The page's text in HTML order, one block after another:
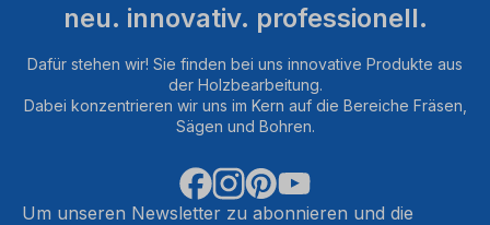
neu. innovativ. professionell.
Dafür stehen wir! Sie finden bei uns innovative Produkte aus
der Holzbearbeitung.
Dabei konzentrieren wir uns im Kern auf die Bereiche Fräsen,
Sägen und Bohren.
Um unseren Newsletter zu abonnieren und die